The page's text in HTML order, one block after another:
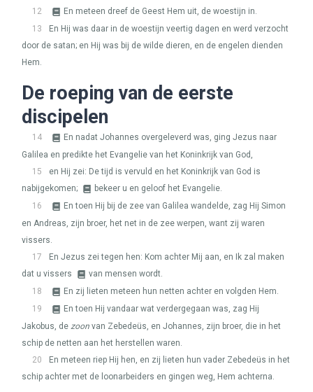
12
En meteen dreef de Geest Hem uit, de woestijn in.
13
En Hij was daar in de woestijn veertig dagen en werd verzocht
door de satan; en Hij was bij de wilde dieren, en de engelen dienden
Hem.
De roeping van de eerste
discipelen
14
En nadat Johannes overgeleverd was, ging Jezus naar
Galilea en predikte het Evangelie van het Koninkrijk van God,
15
en Hij zei: De tijd is vervuld en het Koninkrijk van God is
nabijgekomen;
bekeer u en geloof het Evangelie.
16
En toen Hij bij de zee van Galilea wandelde, zag Hij Simon
en Andreas, zijn broer, het net in de zee werpen, want zij waren
vissers.
17
En Jezus zei tegen hen: Kom achter Mij aan, en Ik zal maken
dat u vissers
van mensen wordt.
18
En zij lieten meteen hun netten achter en volgden Hem.
19
En toen Hij vandaar wat verdergegaan was, zag Hij
Jakobus, de zoon van Zebedeüs, en Johannes, zijn broer, die in het
schip de netten aan het herstellen waren.
20
En meteen riep Hij hen, en zij lieten hun vader Zebedeüs in het
schip achter met de loonarbeiders en gingen weg, Hem achterna.